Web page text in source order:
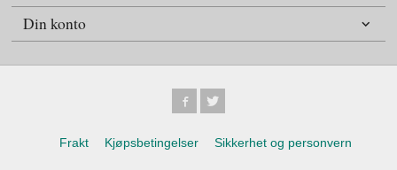
Din konto
Frakt Kjøpsbetingelser Sikkerhet og personvern